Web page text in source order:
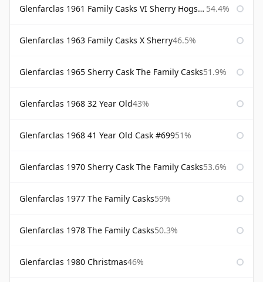
Glenfarclas 1961 Family Casks VI Sherry Hogshead #1326 54.4%
Glenfarclas 1963 Family Casks X Sherry46.5%
Glenfarclas 1965 Sherry Cask The Family Casks51.9%
Glenfarclas 1968 32 Year Old43%
Glenfarclas 1968 41 Year Old Cask #69951%
Glenfarclas 1970 Sherry Cask The Family Casks53.6%
Glenfarclas 1977 The Family Casks59%
Glenfarclas 1978 The Family Casks50.3%
Glenfarclas 1980 Christmas46%